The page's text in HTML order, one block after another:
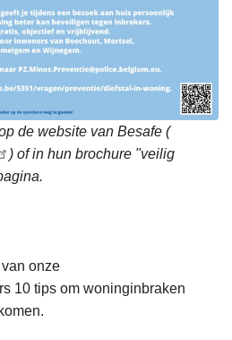
de website van Besafe (
) of in hun brochure "veilig
onze
10 tips om woninginbraken